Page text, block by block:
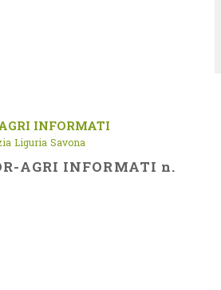
INFORMATI
Liguria Savona
AGRI INFORMATI n.